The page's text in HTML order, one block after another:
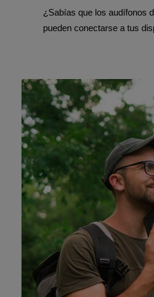
¿Sabías que los audífonos
pueden conectarse a tus